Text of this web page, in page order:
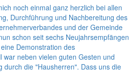
noch einmal ganz herzlich bei allen
Durchführung und Nachbereitung des
und der Gemeinde
schon seit sechs Neujahrsempfängen
Demonstration des
war neben vielen guten Gesten und
durch die "Hausherren". Dass uns die